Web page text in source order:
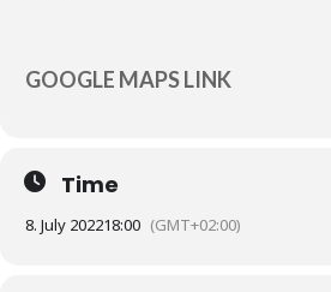
GOOGLE MAPS LINK
Time
8. July 202218:00 (GMT+02:00)